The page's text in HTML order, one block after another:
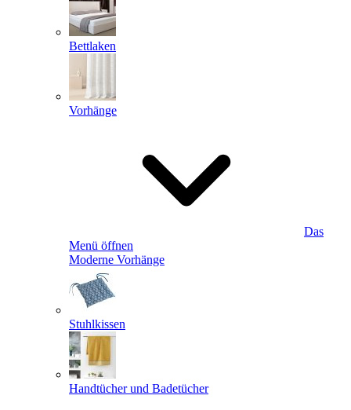
Bettlaken
Vorhänge
Das
Menü öffnen
Moderne Vorhänge
Stuhlkissen
Handtücher und Badetücher